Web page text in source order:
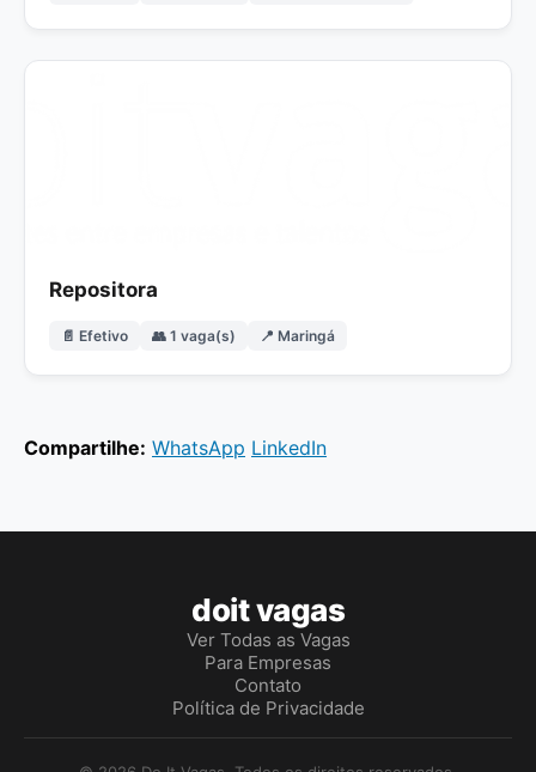
Repositora
📄 Efetivo 👥 1 vaga(s) 📍 Maringá
Compartilhe: WhatsApp LinkedIn
doit vagas
Ver Todas as Vagas
Para Empresas
Contato
Política de Privacidade